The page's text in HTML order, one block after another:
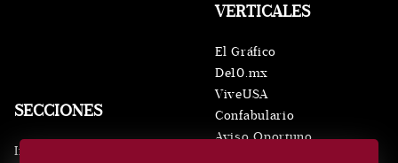
SECCIONES
Inicio
VERTICALES
El Gráfico
De10.mx
ViveUSA
Confabulario
Aviso Oportuno